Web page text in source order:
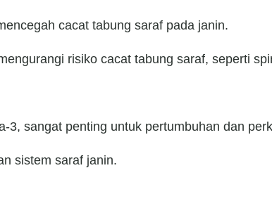
cacat tabung saraf pada janin.
risiko cacat tabung saraf, seperti
sangat penting untuk pertumbuhan dan
sistem saraf janin.